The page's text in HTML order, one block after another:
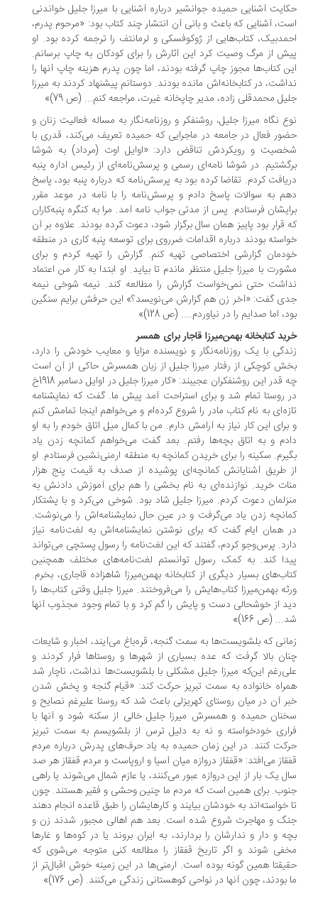
آشنایی حمیده جوانشیر درباره آشنایی با میرزا جلیل خواندنی
آشنایی که باعث و بانی آن انتشار چند کتاب بود: «مرحوم پدرم،
کتاب‌هایی از ژوکوفسکی و لرمانتف را ترجمه کرده بود. او
از مرگ وصیت کرد این آثارش را برای کودکان به چاپ برسانم.
کتاب‌ها مجوز چاپ گرفته بودند، اما چون پدرم هزینه چاپ آنها را
در کتابخانه‌اش مانده بودند. دوستانم پیشنهاد کردند به میرزا
محمدقلی زاده، مدیر چاپخانه غیرت، مراجعه کنم... (ص 79)»
نگاه میرزا جلیل، روشنفکر و روزنامه‌نگار به مساله فعالیت زنان و
فعال در جامعه در ماجرایی که حمیده تعریف می‌کند، قدری با
و رویکردش تناقض دارد: «اوایل اوت (مرداد) به شوشا
در شوشا نامه‌ای رسمی و پرسش‌نامه‌ای از رئیس اداره پنبه
کردم. تقاضا کرده بود به پرسش‌نامه که درباره پنبه بود، پاسخ
به سوالات پاسخ دادم و پرسش‌نامه را با نامه در موعد مقرر
فرستادم. پس از مدتی جواب نامه آمد. مرا به کنگره پنبه‌کاران
قرار بود پاییز همان سال برگزار شود، دعوت کرده بودند. علاوه بر آن
بودند درباره اقدامات ضرروی برای توسعه پنبه کاری در منطقه
گزارشی اختصاصی تهیه کنم. گزارش را تهیه کردم و برای
با میرزا جلیل منتظر ماندم تا بیاید. او ابتدا به کار من اعتماد
حتی نمی‌خواست گزارش را مطالعه کند. نیمه شوخی نیمه
گفت: «آخر زن هم گزارش می‌نویسد؟» این حرفش برایم سنگین
اما صدایم را در نیاوردم.... (ص 128)»
کتابخانه بهمن‌میرزا قاجار برای همسر
با یک روزنامه‌نگار و نویسنده مزایا و معایب خودش را دارد،
کوچکی از رفتار میرزا جلیل از زبان همسرش حاکی از آن است
چه قدر این روشنفکران عجیبند: «کار میرزا جلیل در اوایل دسامبر 1918خ
روستا تمام شد و برای استراحت آمد پیش ما. گفت که نمایشنامه
به نام کتاب مادر را شروع کرده‌ام و می‌خواهم اینجا تمامش کنم
این کار نیاز به آرامش دارم. من با کمال میل اتاق خودم را به او
و به اتاق بچه‌ها رفتم. بعد گفت می‌خواهم کمانچه زدن یاد
سکینه را برای خریدن کمانچه به منطقه ارمنی‌نشین فرستادم. او
طریق آشنایانش کمانچه‌ای پوشیده از صدف به قیمت پنج هزار
خرید. نوازنده‌ای به نام بخشی را هم برای آموزش دادنش به
دعوت کردم. میرزا جلیل شاد بود. شوخی می‌کرد و با پشتکار
زدن یاد می‌گرفت و در عین حال نمایشنامه‌اش را می‌نوشت.
همان ایام گفت که برای نوشتن نمایشنامه‌اش به لغت‌نامه نیاز
پرس‌وجو کردم، گفتند که این لغت‌نامه را رسول پستچی می‌تواند
کند. به کمک رسول توانستم لغت‌نامه‌های مختلف همچنین
بسیار دیگری از کتابخانه بهمن‌میرزا شاهزاده قاجاری، بخرم.
بهمن‌میرزا کتاب‌هایش را می‌فروختند. میرزا جلیل وقتی کتاب‌ها را
از خوشحالی دست و پایش را گم کرد و با تمام وجود مجذوب آنها
(ص 166)»
که بلشویست‌ها به سمت گنجه، قره‌باغ می‌آیند، اخبار و شایعات
بالا گرفت که عده بسیاری از شهرها و روستاها فرار کردند و
این‌که میرزا جلیل مشکلی با بلشویست‌ها نداشت، ناچار شد
خانواده به سمت تبریز حرکت کند: «قیام گنجه و پخش شدن
آن در میان روستای کهریزلی باعث شد که روستا علیرغم نصایح و
حمیده و همسرش میرزا جلیل خالی از سکنه شود و آنها با
خودخواسته و نه به دلیل ترس از بلشویسم به سمت تبریز
کنند. در این زمان حمیده به یاد حرف‌های پدرش درباره مردم
می‌افتد: «قفقاز دروازه میان آسیا و اروپاست و مردم قفقاز هر صد
یک بار از این دروازه عبور می‌کنند، یا عازم شمال می‌شوند یا راهی
برای همین است که مردم ما چنین وحشی و فقیر هستند. چون
خواسته‌اند به خودشان بیایند و کارهایشان را طبق قاعده انجام دهند
و مهاجرت شروع شده است. بعد هم اهالی مجبور شدند زن و
و دار و ندارشان را بردارند، به ایران بروند یا در کوه‌ها و غارها
شوند و اگر تاریخ قفقاز را مطالعه کنی متوجه می‌شوی که
همین گونه بوده است. ارمنی‌ها در این زمینه خوش اقبال‌تر از
بودند، چون آنها در نواحی کوهستانی زندگی می‌کنند. (ص 176)»